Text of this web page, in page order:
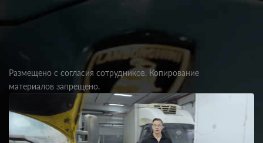
Размещено с согласия сотрудников. Копирование
материалов запрещено.